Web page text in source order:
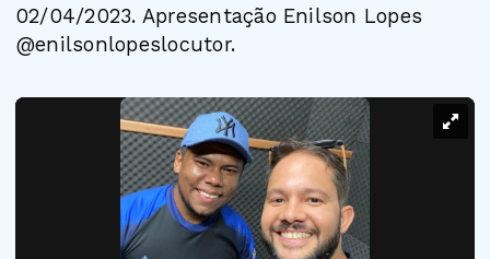
02/04/2023. Apresentação Enilson Lopes
@enilsonlopeslocutor.